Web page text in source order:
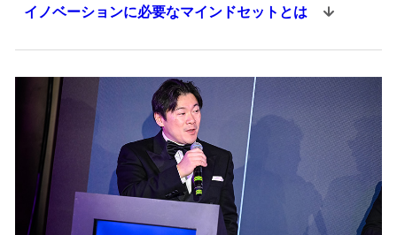
イノベーションに必要なマインドセットとは